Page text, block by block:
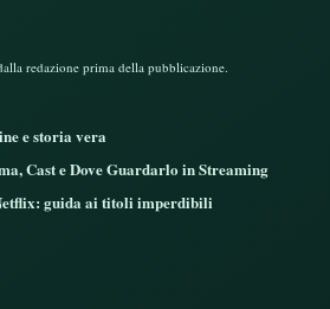
redazione prima della pubblicazione.
e storia vera
Cast e Dove Guardarlo in Streaming
guida ai titoli imperdibili